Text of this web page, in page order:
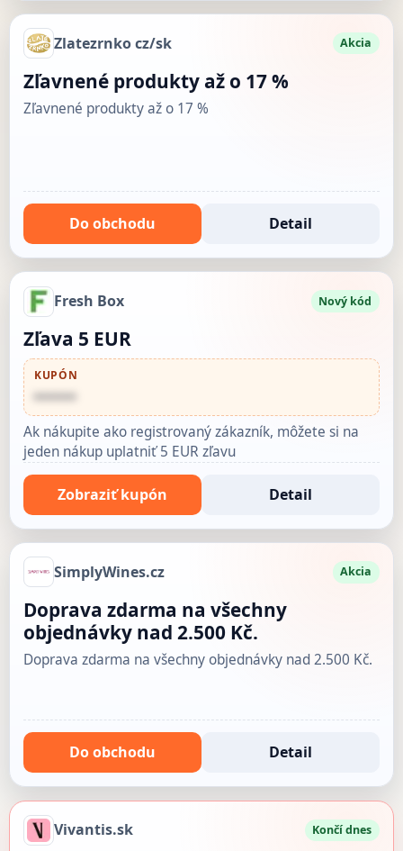
Zlatezrnko cz/sk Akcia
Zľavnené produkty až o 17 %
Zľavnené produkty až o 17 %
Do obchodu Detail
Fresh Box Nový kód
Zľava 5 EUR
KUPÓN
••••••
Ak nákupite ako registrovaný zákazník, môžete si na
jeden nákup uplatniť 5 EUR zľavu
Zobraziť kupón Detail
SimplyWines.cz Akcia
Doprava zdarma na všechny
objednávky nad 2.500 Kč.
Doprava zdarma na všechny objednávky nad 2.500 Kč.
Do obchodu Detail
Vivantis.sk Končí dnes